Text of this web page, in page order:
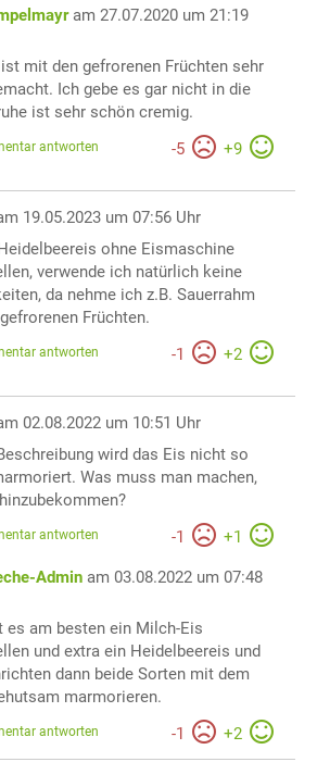
am 27.07.2020 um 21:19
mit den gefrorenen Früchten sehr
Ich gebe es gar nicht in die
ist sehr schön cremig.
-5 +9
antworten
19.05.2023 um 07:56 Uhr
ohne Eismaschine
verwende ich natürlich keine
da nehme ich z.B. Sauerrahm
Früchten.
-1 +2
antworten
02.08.2022 um 10:51 Uhr
wird das Eis nicht so
Was muss man machen,
-1 +1
antworten
Admin am 03.08.2022 um 07:48
es am besten ein Milch-Eis
und extra ein Heidelbeereis und
dann beide Sorten mit dem
marmorieren.
-1 +2
antworten